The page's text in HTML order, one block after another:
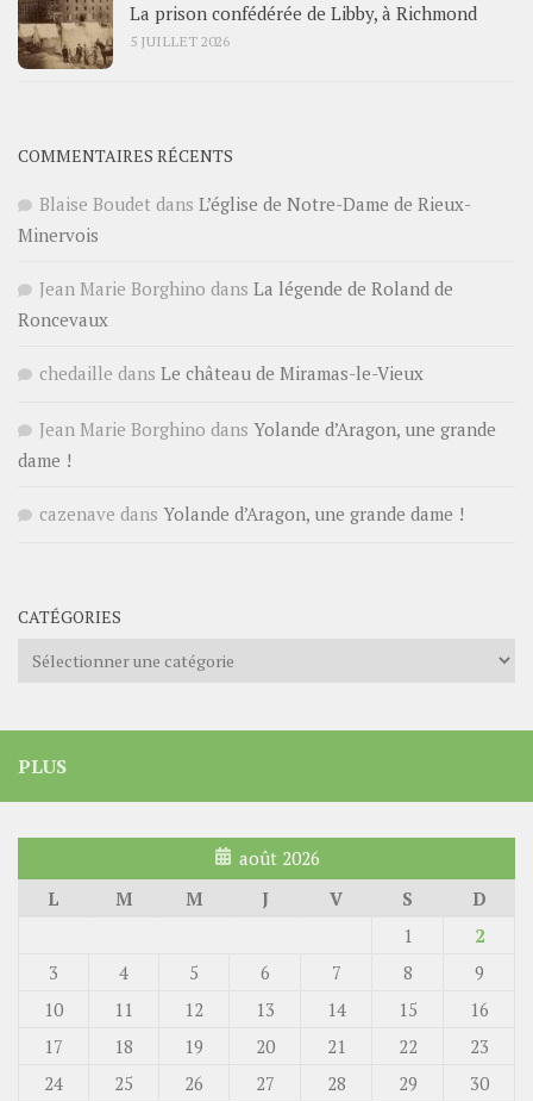
La prison confédérée de Libby, à Richmond
5 JUILLET 2026
COMMENTAIRES RÉCENTS
Blaise Boudet dans L’église de Notre-Dame de Rieux-
Minervois
Jean Marie Borghino dans La légende de Roland de
Roncevaux
chedaille dans Le château de Miramas-le-Vieux
Jean Marie Borghino dans Yolande d’Aragon, une grande
dame !
cazenave dans Yolande d’Aragon, une grande dame !
CATÉGORIES
Catégories
PLUS
août 2026
L
M M J V S
D
1
2
3
4 5 6 7 8
9
10
11 12 13 14 15
16
17
18 19 20 21 22
23
24
25 26 27 28 29
30